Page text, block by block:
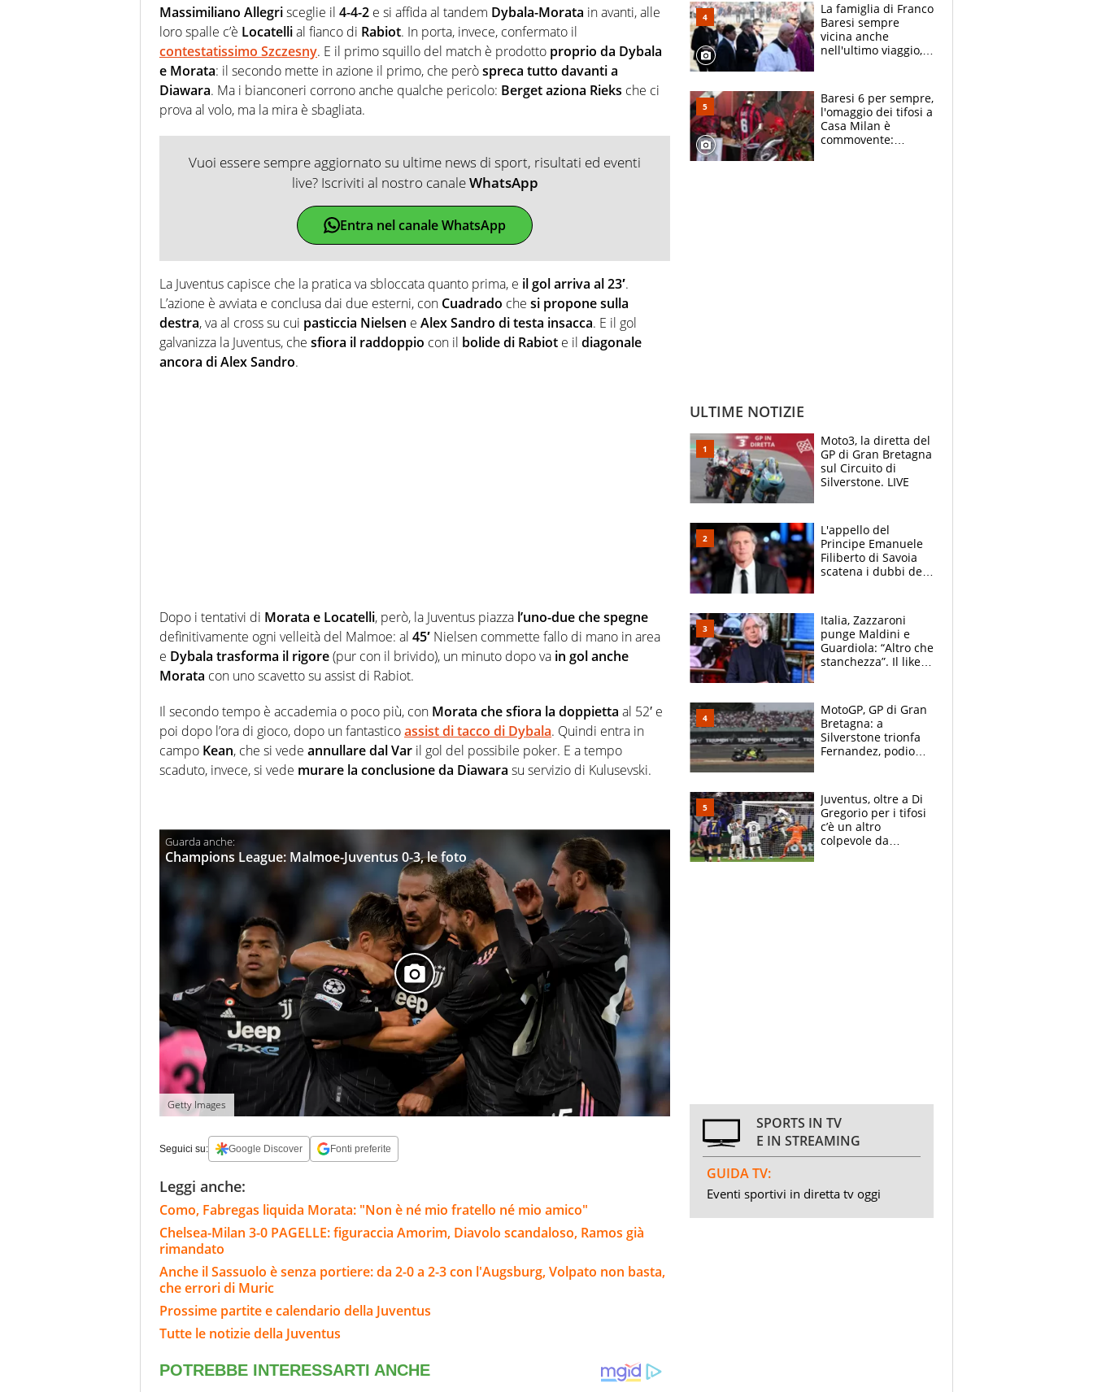
Massimiliano Allegrisceglie il 4-4-2 e si affida al tandem Dybala-Morata in avanti, alle
loro spalle c’è Locatellial fianco di Rabiot. In porta, invece, confermato il
contestatissimo Szczesny. E il primo squillo del match è prodotto proprio da Dybala
e Morata: il secondo mette in azione il primo, che peròspreca tutto davanti a
Diawara. Ma i bianconeri corrono anche qualche pericolo: Berget aziona Rieks che ci
prova al volo, ma la mira è sbagliata.
Vuoi essere sempre aggiornato su ultime news di sport, risultati ed eventi
live? Iscriviti al nostro canaleWhatsApp
Entra nel canale WhatsApp
La Juventus capisce che la pratica va sbloccata quanto prima, e il gol arriva al 23′.
L’azione è avviata e conclusa dai due esterni, con Cuadrado che si propone sulla
destra, va al cross su cui pasticcia Nielsen e Alex Sandro di testa insacca. E il gol
galvanizza la Juventus, che sfiora il raddoppio con il bolide di Rabiot e il diagonale
ancora di Alex Sandro.
Dopo i tentativi di Morata e Locatelli, però, la Juventus piazza l’uno-due che spegne
definitivamente ogni velleità del Malmoe: al 45′ Nielsen commette fallo di mano in area
e Dybala trasforma il rigore(pur con il brivido), un minuto dopo va in gol anche
Morata con uno scavetto su assist di Rabiot.
Il secondo tempo è accademia o poco più, con Morata che sfiora la doppietta al 52′ e
poi dopo l’ora di gioco, dopo un fantasticoassist di tacco di Dybala. Quindi entra in
campo Kean, che si vede annullare dal Var il gol del possibile poker. E a tempo
scaduto, invece, si vede murare la conclusione da Diawara su servizio di Kulusevski.
Champions League: Malmoe-Juventus 0-3, le foto
Getty Images
Seguici su: Google Discover Fonti preferite
Leggi anche:
Como, Fabregas liquida Morata: "Non è né mio fratello né mio amico"
Chelsea-Milan 3-0 PAGELLE: figuraccia Amorim, Diavolo scandaloso, Ramos già
rimandato
Anche il Sassuolo è senza portiere: da 2-0 a 2-3 con l'Augsburg, Volpato non basta,
che errori di Muric
Prossime partite e calendario della Juventus
Tutte le notizie della Juventus
La famiglia di Franco
Baresi sempre
vicina anche
nell'ultimo viaggio,
circondati
dall'affetto dei tifosi
Baresi 6 per sempre,
l'omaggio dei tifosi a
Casa Milan è
commovente:
ULTIME NOTIZIE
Moto3, la diretta del
GP di Gran Bretagna
sul Circuito di
Silverstone. LIVE
L'appello del
Principe Emanuele
Filiberto di Savoia
scatena i dubbi dei
Italia, Zazzaroni
punge Maldini e
Guardiola: “Altro che
stanchezza”. Il like
MotoGP, GP di Gran
Bretagna: a
Silverstone trionfa
Fernandez, podio
ed eroico
Juventus, oltre a Di
Gregorio per i tifosi
c’è un altro
colpevole da
SPORTS IN TV
E IN STREAMING
GUIDA TV:
Eventi sportivi in diretta tv oggi